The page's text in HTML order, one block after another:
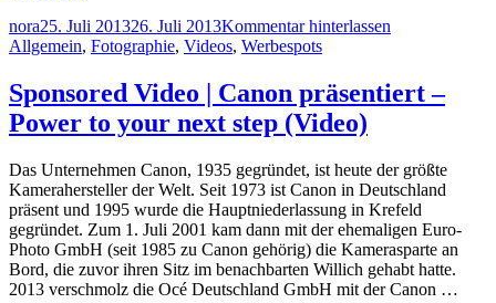
nora25. Juli 201326. Juli 2013Kommentar hinterlassen
Allgemein, Fotographie, Videos, Werbespots
Sponsored Video | Canon präsentiert –
Power to your next step (Video)
Das Unternehmen Canon, 1935 gegründet, ist heute der größte
Kamerahersteller der Welt. Seit 1973 ist Canon in Deutschland
präsent und 1995 wurde die Hauptniederlassung in Krefeld
gegründet. Zum 1. Juli 2001 kam dann mit der ehemaligen Euro-
Photo GmbH (seit 1985 zu Canon gehörig) die Kamerasparte an
Bord, die zuvor ihren Sitz im benachbarten Willich gehabt hatte.
2013 verschmolz die Océ Deutschland GmbH mit der Canon …